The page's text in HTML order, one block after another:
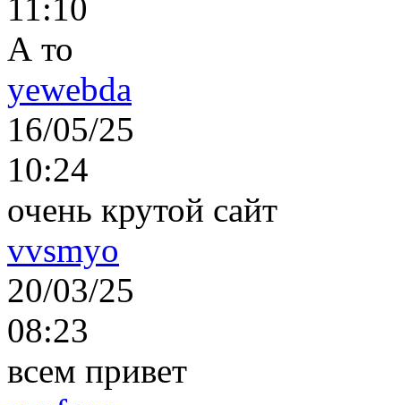
11:10
А то
yewebda
16/05/25
10:24
очень крутой сайт
vvsmyo
20/03/25
08:23
всем привет